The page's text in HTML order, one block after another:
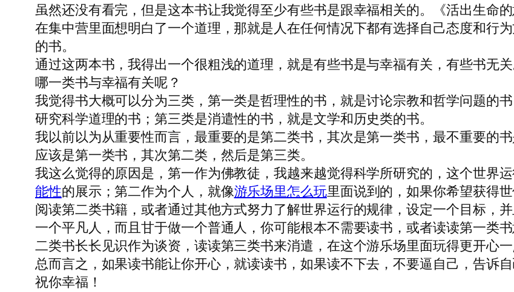
虽然还没有看完，但是这本书让我觉得至少有些书是跟幸福相关的。《活出生命
在集中营里面想明白了一个道理，那就是人在任何情况下都有选择自己态度和行
的书。
通过这两本书，我得出一个很粗浅的道理，就是有些书是与幸福有关，有些书无
哪一类书与幸福有关呢？
我觉得书大概可以分为三类，第一类是哲理性的书，就是讨论宗教和哲学问题的
研究科学道理的书；第三类是消遣性的书，就是文学和历史类的书。
我以前以为从重要性而言，最重要的是第二类书，其次是第一类书，最不重要的
应该是第一类书，其次第二类，然后是第三类。
我这么觉得的原因是，第一作为佛教徒，我越来越觉得科学所研究的，这个世界
能性的展示；第二作为个人，就像游乐场里怎么玩里面说到的，如果你希望获得
阅读第二类书籍，或者通过其他方式努力了解世界运行的规律，设定一个目标，
一个平凡人，而且甘于做一个普通人，你可能根本不需要读书，或者读读第一类
二类书长长见识作为谈资，读读第三类书来消遣，在这个游乐场里面玩得更开心一
总而言之，如果读书能让你开心，就读读书，如果读不下去，不要逼自己，告诉
祝你幸福！